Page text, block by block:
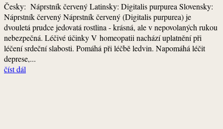
Česky: Náprstník červený Latinsky: Digitalis purpurea Slovensky:
Náprstník červený Náprstník červený (Digitalis purpurea) je
dvouletá prudce jedovatá rostlina - krásná, ale v nepovolaných rukou
nebezpečná. Léčivé účinky V homeopatii nachází uplatnění při
léčení srdeční slabosti. Pomáhá při léčbě ledvin. Napomáhá léčit
deprese,...
číst dál